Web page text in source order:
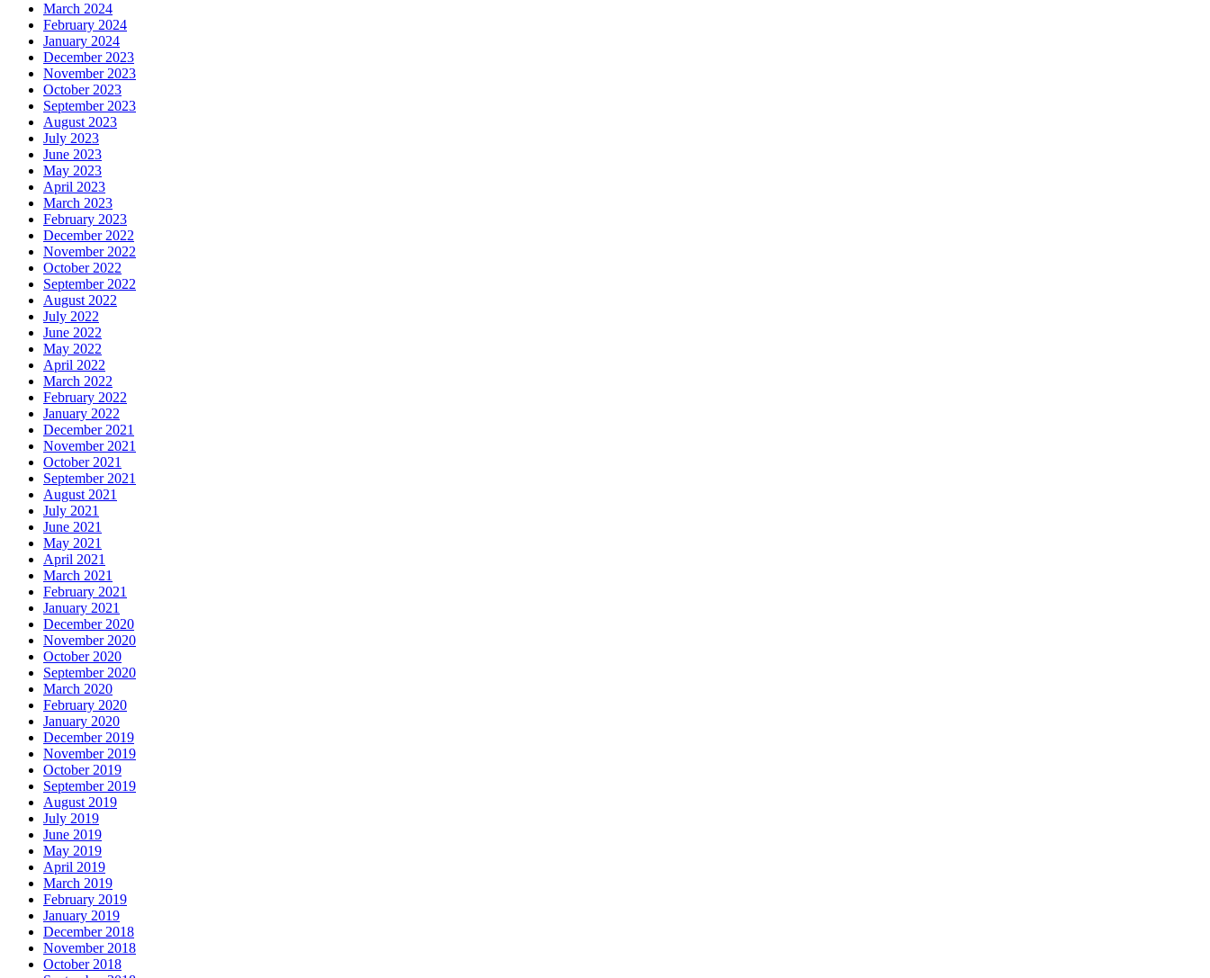
March 2024
February 2024
January 2024
December 2023
November 2023
October 2023
September 2023
August 2023
July 2023
June 2023
May 2023
April 2023
March 2023
February 2023
December 2022
November 2022
October 2022
September 2022
August 2022
July 2022
June 2022
May 2022
April 2022
March 2022
February 2022
January 2022
December 2021
November 2021
October 2021
September 2021
August 2021
July 2021
June 2021
May 2021
April 2021
March 2021
February 2021
January 2021
December 2020
November 2020
October 2020
September 2020
March 2020
February 2020
January 2020
December 2019
November 2019
October 2019
September 2019
August 2019
July 2019
June 2019
May 2019
April 2019
March 2019
February 2019
January 2019
December 2018
November 2018
October 2018